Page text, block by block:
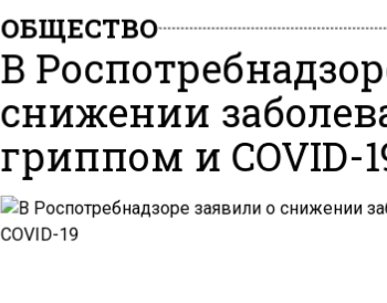
ОБЩЕСТВО
В
снижении
гриппом и COVID-